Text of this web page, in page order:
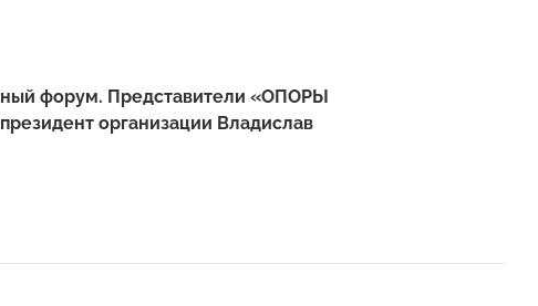
форум. Представители «ОПОРЫ
организации Владислав